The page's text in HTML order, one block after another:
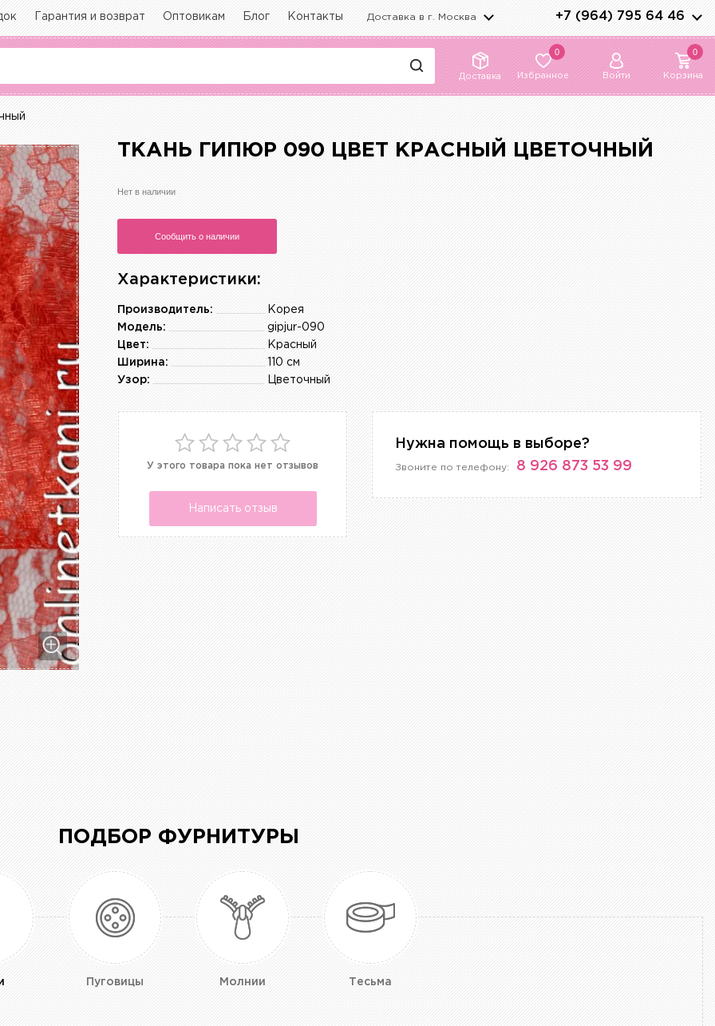
Гарантия и возврат Оптовикам Блог Контакты Доставка в г. Москва +7 (964) 795 64 46
Доставка
0
Избранное Войти
0
Корзина
ТКАНЬ ГИПЮР 090 ЦВЕТ КРАСНЫЙ ЦВЕТОЧНЫЙ
Нет в наличии
Сообщить о наличии
Характеристики:
Корея
Производитель:
gipjur-090
Модель:
Красный
Цвет:
110 см
Ширина:
Цветочный
Узор:
У этого товара пока нет отзывов
Написать отзыв
Нужна помощь в выборе?
Звоните по телефону: 8 926 873 53 99
ПОДБОР ФУРНИТУРЫ
Пуговицы Молнии Тесьма